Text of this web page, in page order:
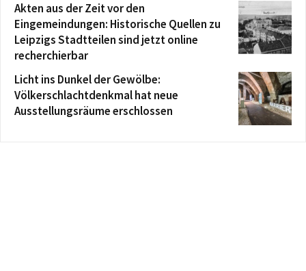
Akten aus der Zeit vor den
Eingemeindungen: Historische Quellen zu
Leipzigs Stadtteilen sind jetzt online
recherchierbar
Licht ins Dunkel der Gewölbe:
Völkerschlachtdenkmal hat neue
Ausstellungsräume erschlossen